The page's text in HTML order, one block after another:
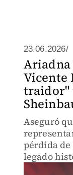
23.06.2026/
Vicente
traidor"
Aseguró
pérdida
legado